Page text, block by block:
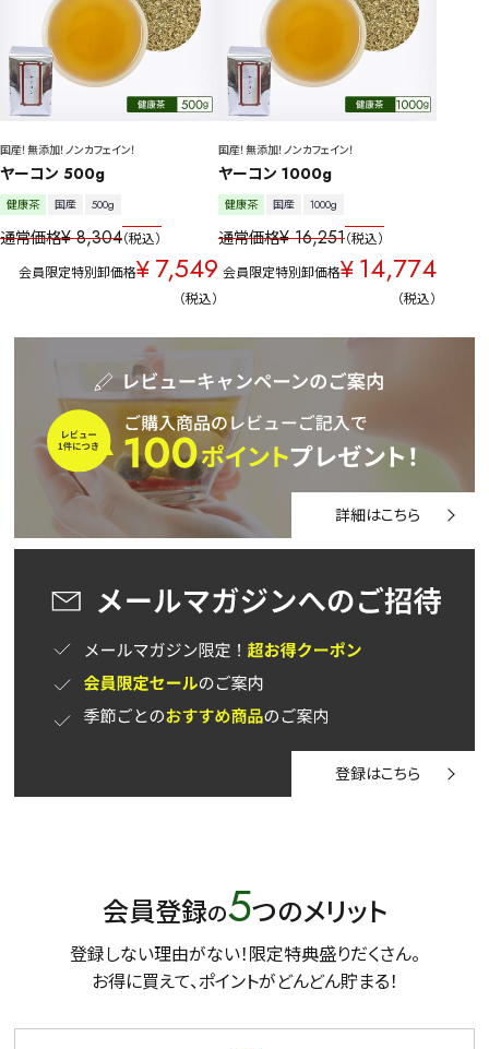
国産！無添加！ノンカフェイン！
ヤーコン 500g
健康茶 国産 500g
通常価格¥ 8,304 税込
会員限定特別卸価格¥7,549
税込
国産！無添加！ノンカフェイン！
ヤーコン 1000g
健康茶 国産 1000g
通常価格¥ 16,251 税込
会員限定特別卸価格¥14,774
税込
詳細はこちら
登録はこちら
会員登録の5つのメリット
登録しない理由がない！限定特典盛りだくさん。
お得に買えて、ポイントがどんどん貯まる！